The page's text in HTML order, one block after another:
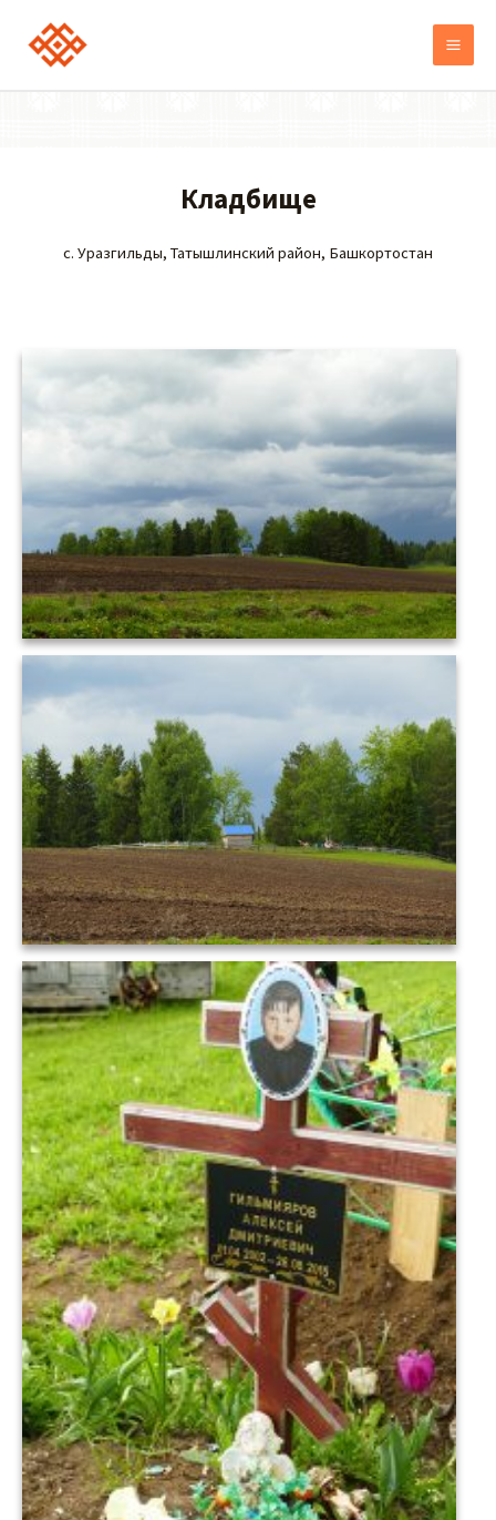
Кладбище
с. Уразгильды, Татышлинский район, Башкортостан